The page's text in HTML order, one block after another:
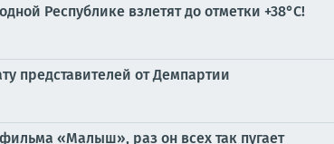
Республике взлетят до отметки +38°C!
представителей от Демпартии
«Малыш», раз он всех так пугает